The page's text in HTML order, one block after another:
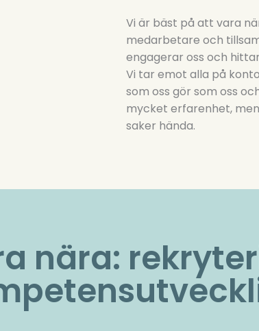
Vi är bäst på att vara
medarbetare och
engagerar oss och
Vi tar emot alla på
som oss gör som oss
mycket erfarenhet,
saker hända.
nära: